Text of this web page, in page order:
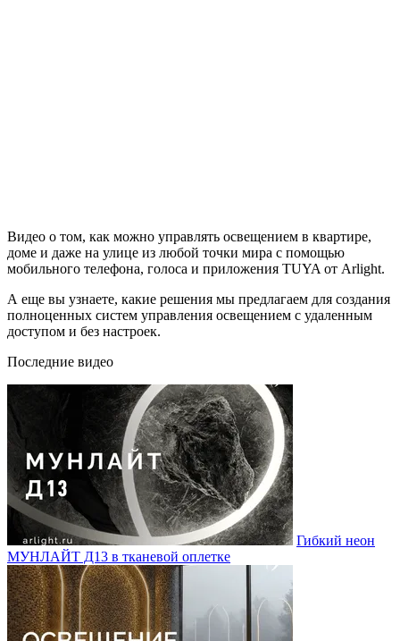
Видео о том, как можно управлять освещением в квартире,
доме и даже на улице из любой точки мира с помощью
мобильного телефона, голоса и приложения TUYA от Arlight.
А еще вы узнаете, какие решения мы предлагаем для создания
полноценных систем управления освещением с удаленным
доступом и без настроек.
Последние видео
Гибкий неон
МУНЛАЙТ Д13 в тканевой оплетке